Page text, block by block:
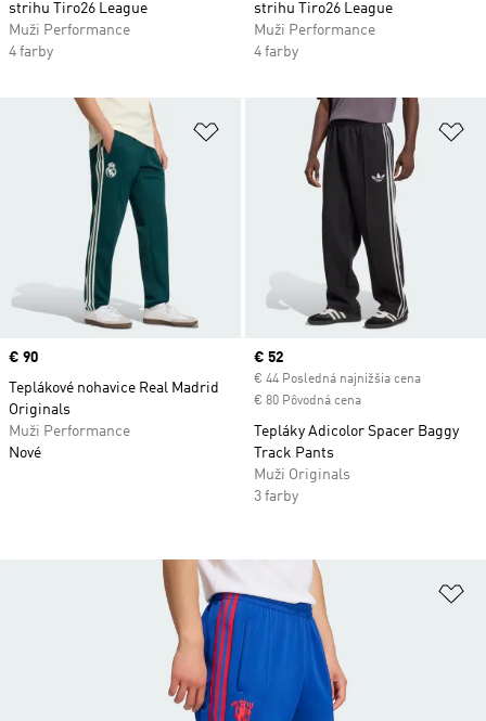
strihu Tiro26 League
Muži Performance
4 farby
strihu Tiro26 League
Muži Performance
4 farby
Pridať do zoznamu želaných
Price
€ 90
Teplákové nohavice Real Madrid
Originals
Muži Performance
Nové
Current price
€ 52
€ 44 Posledná najnižšia cena
€ 80 Pôvodná cena
Tepláky Adicolor Spacer Baggy
Track Pants
Muži Originals
3 farby